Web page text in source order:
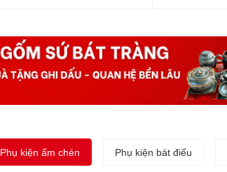
Phụ kiện ấm chén Phụ kiện bát điếu